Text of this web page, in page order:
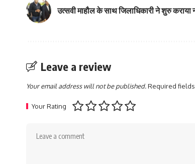
उत्सवी माहौल के साथ जिलाधिकारी ने शुरु
Leave a review
Your email address will not be published.Required
Your Rating